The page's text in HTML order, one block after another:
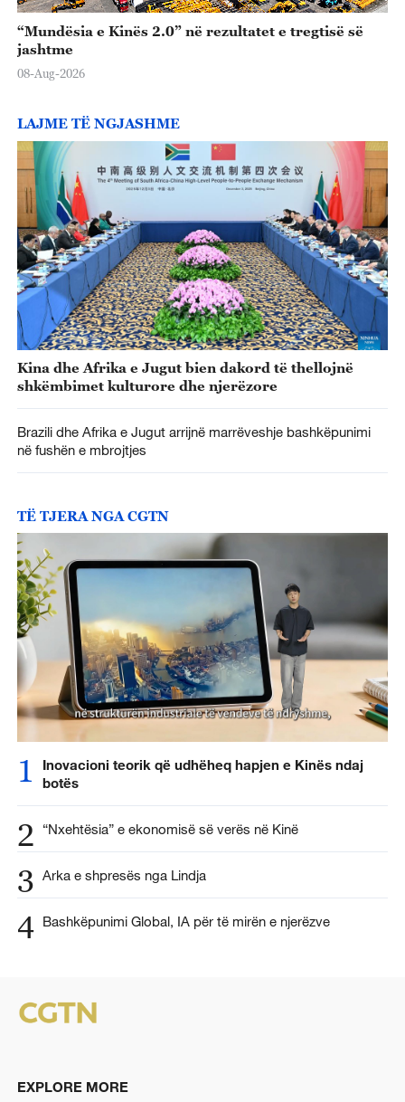
o
“Mundësia e Kinës 2.0” në rezultatet e tregtisë së
jashtme
08-Aug-2026
LAJME TË NGJASHME
Kina dhe Afrika e Jugut bien dakord të thellojnë
shkëmbimet kulturore dhe njerëzore
Brazili dhe Afrika e Jugut arrijnë marrëveshje bashkëpunimi
në fushën e mbrojtjes
TË TJERA NGA CGTN
1
Inovacioni teorik që udhëheq hapjen e Kinës ndaj
botës
2 “Nxehtësia” e ekonomisë së verës në Kinë
3 Arka e shpresës nga Lindja
4 Bashkëpunimi Global, IA për të mirën e njerëzve
EXPLORE MORE